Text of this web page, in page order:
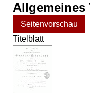
Allgemeines
Seitenvorschau
Titelblatt